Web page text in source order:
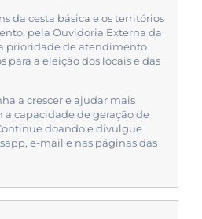
da cesta básica e os territórios
pela Ouvidoria Externa da
prioridade de atendimento
para a eleição dos locais e das
a crescer e ajudar mais
capacidade de geração de
doando e divulgue
e-mail e nas páginas das